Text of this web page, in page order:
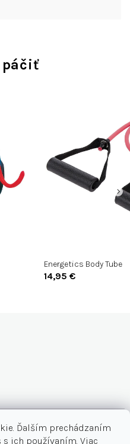
Ďalším prechádzaním
ich používaním. Viac
páčiť
Energetics Body Tube
14,95 €